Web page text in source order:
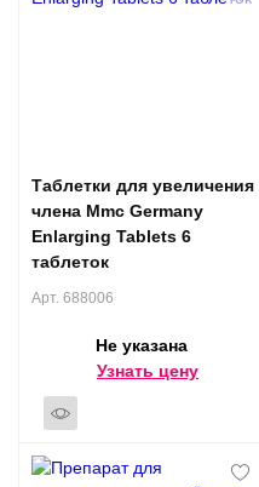
Таблетки для увеличения
члена Mmc Germany
Enlarging Tablets 6
таблеток
Арт. 688006
Не указана
Узнать цену